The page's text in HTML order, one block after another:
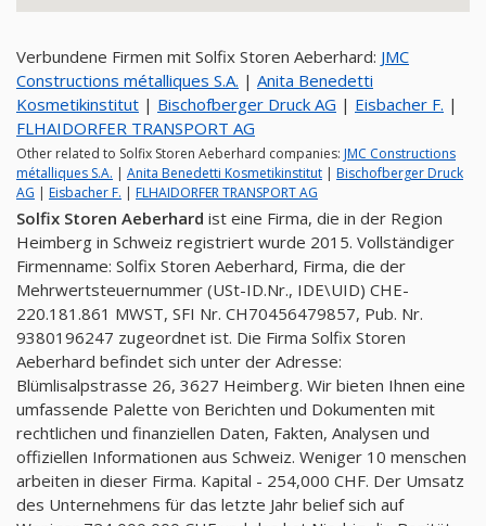
Verbundene Firmen mit Solfix Storen Aeberhard: JMC
Constructions métalliques S.A. | Anita Benedetti
Kosmetikinstitut | Bischofberger Druck AG | Eisbacher F. |
FLHAIDORFER TRANSPORT AG
Other related to Solfix Storen Aeberhard companies: JMC Constructions
métalliques S.A. | Anita Benedetti Kosmetikinstitut | Bischofberger Druck
AG | Eisbacher F. | FLHAIDORFER TRANSPORT AG
Solfix Storen Aeberhard ist eine Firma, die in der Region
Heimberg in Schweiz registriert wurde 2015. Vollständiger
Firmenname: Solfix Storen Aeberhard, Firma, die der
Mehrwertsteuernummer (USt-ID.Nr., IDE\UID) CHE-
220.181.861 MWST, SFI Nr. CH70456479857, Pub. Nr.
9380196247 zugeordnet ist. Die Firma Solfix Storen
Aeberhard befindet sich unter der Adresse:
Blümlisalpstrasse 26, 3627 Heimberg. Wir bieten Ihnen eine
umfassende Palette von Berichten und Dokumenten mit
rechtlichen und finanziellen Daten, Fakten, Analysen und
offiziellen Informationen aus Schweiz. Weniger 10 menschen
arbeiten in dieser Firma. Kapital - 254,000 CHF. Der Umsatz
des Unternehmens für das letzte Jahr belief sich auf